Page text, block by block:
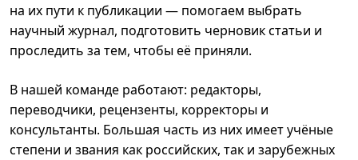
на их пути к публикации — помогаем выбрать
научный журнал, подготовить черновик статьи и
проследить за тем, чтобы её приняли.
В нашей команде работают: редакторы,
переводчики, рецензенты, корректоры и
консультанты. Большая часть из них имеет учёные
степени и звания как российских, так и зарубежных